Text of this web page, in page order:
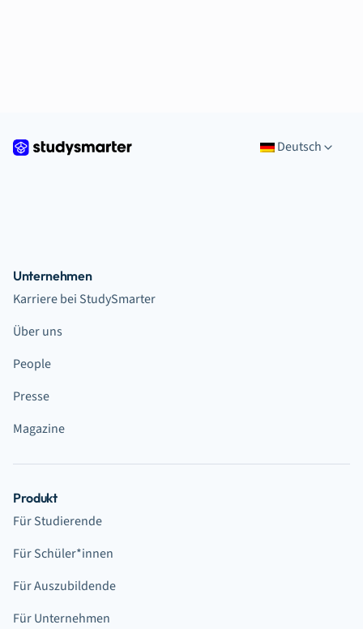
Deutsch
Unternehmen
Karriere bei StudySmarter
Über uns
People
Presse
Magazine
Produkt
Für Studierende
Für Schüler*innen
Für Auszubildende
Für Unternehmen